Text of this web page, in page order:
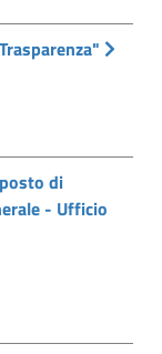
di
- Ufficio